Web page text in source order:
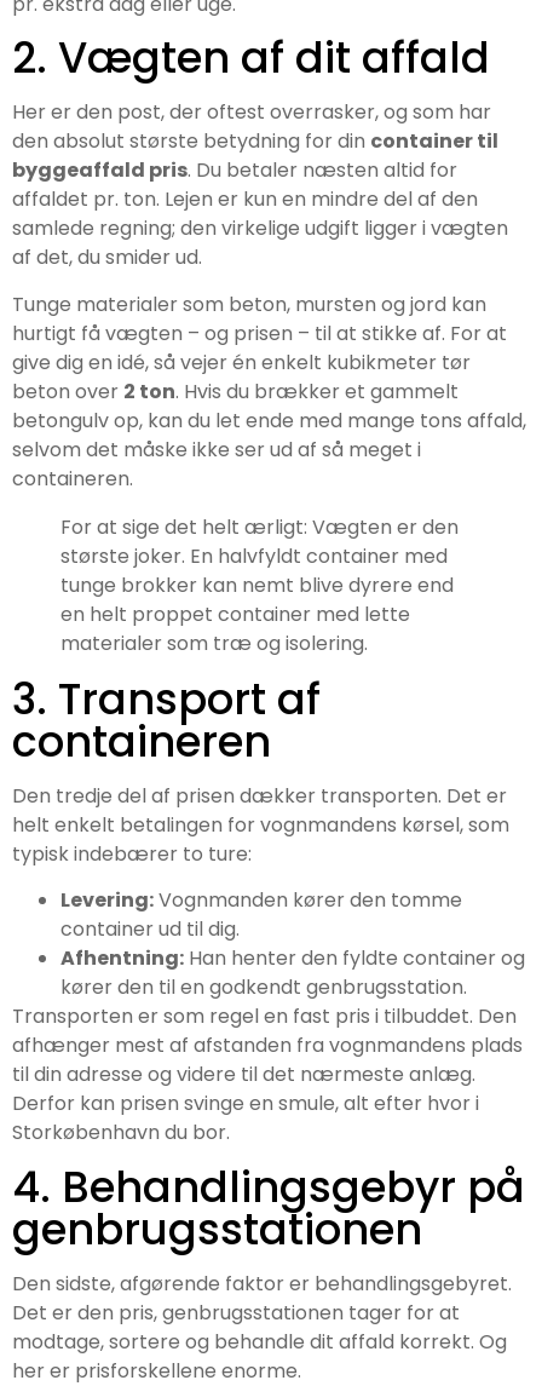
2. Vægten af dit affald
Her er den post, der oftest overrasker, og som har
den absolut største betydning for din container til
byggeaffald pris. Du betaler næsten altid for
affaldet pr. ton. Lejen er kun en mindre del af den
samlede regning; den virkelige udgift ligger i vægten
af det, du smider ud.
Tunge materialer som beton, mursten og jord kan
hurtigt få vægten – og prisen – til at stikke af. For at
give dig en idé, så vejer én enkelt kubikmeter tør
beton over 2 ton. Hvis du brækker et gammelt
betongulv op, kan du let ende med mange tons affald,
selvom det måske ikke ser ud af så meget i
containeren.
For at sige det helt ærligt: Vægten er den
største joker. En halvfyldt container med
tunge brokker kan nemt blive dyrere end
en helt proppet container med lette
materialer som træ og isolering.
3. Transport af
containeren
Den tredje del af prisen dækker transporten. Det er
helt enkelt betalingen for vognmandens kørsel, som
typisk indebærer to ture:
Levering:Vognmanden kører den tomme
container ud til dig.
Afhentning: Han henter den fyldte container og
kører den til en godkendt genbrugsstation.
Transporten er som regel en fast pris i tilbuddet. Den
afhænger mest af afstanden fra vognmandens plads
til din adresse og videre til det nærmeste anlæg.
Derfor kan prisen svinge en smule, alt efter hvor i
Storkøbenhavn du bor.
4. Behandlingsgebyr på
genbrugsstationen
Den sidste, afgørende faktor er behandlingsgebyret.
Det er den pris, genbrugsstationen tager for at
modtage, sortere og behandle dit affald korrekt. Og
her er prisforskellene enorme.